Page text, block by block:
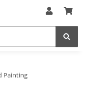
Painting